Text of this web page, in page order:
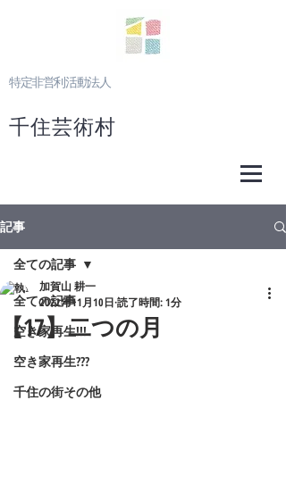
特定非営利活動法人
千住芸術村
記事
全ての記事
空き家再生!!!
空き家再生???
千住の街その他
全ての記事
【17】二つの月
加賀山 耕一
2022年11月10日 読了時間: 1分